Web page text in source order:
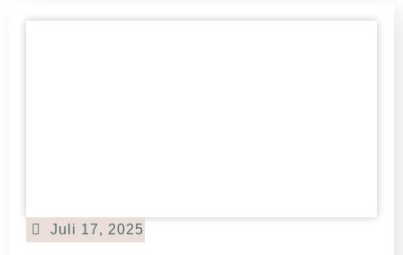
Juli 17, 2025